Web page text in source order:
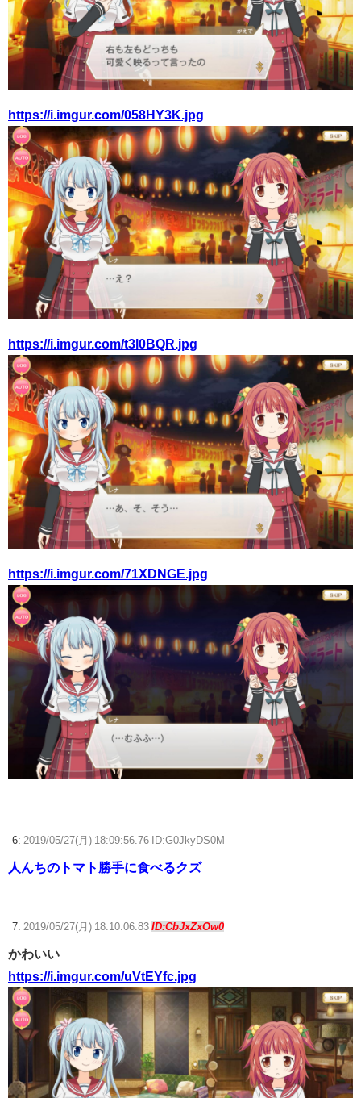
https://i.imgur.com/058HY3K.jpg
https://i.imgur.com/t3l0BQR.jpg
https://i.imgur.com/71XDNGE.jpg
6: 2019/05/27(月) 18:09:56.76 ID:G0JkyDS0M
人んちのトマト勝手に食べるクズ
7: 2019/05/27(月) 18:10:06.83 ID:CbJxZxOw0
かわいい
https://i.imgur.com/uVtEYfc.jpg